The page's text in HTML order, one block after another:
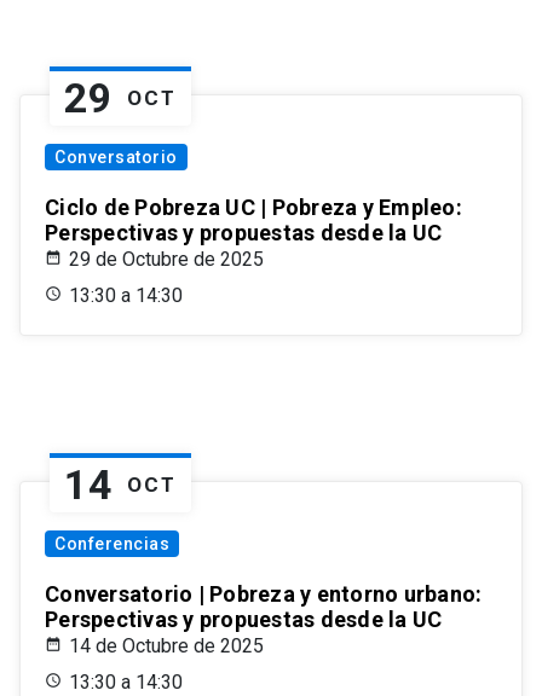
29 OCT
Conversatorio
Ciclo de Pobreza UC | Pobreza y Empleo:
Perspectivas y propuestas desde la UC
29 de Octubre de 2025
13:30 a 14:30
14 OCT
Conferencias
Conversatorio | Pobreza y entorno urbano:
Perspectivas y propuestas desde la UC
14 de Octubre de 2025
13:30 a 14:30